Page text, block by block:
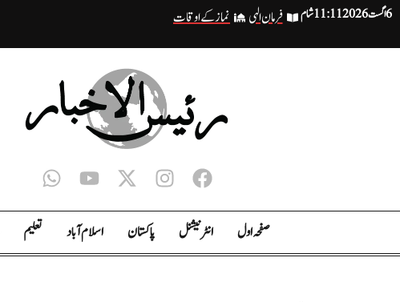
6 اگست 2026 11:11 شام فرمان الہی نماز کے اوقات
صفحہ اول انٹر نیشنل پاکستان اسلام آباد تعلیم